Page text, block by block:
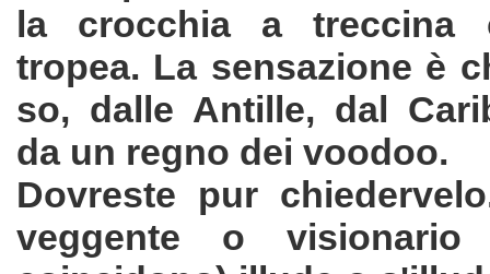
la crocchia a treccina
tropea. La sensazione è
so, dalle Antille, dal
da un regno dei voodoo.
Dovreste pur
veggente o